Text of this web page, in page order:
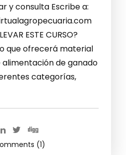
y consulta Escribe a:
ESTE CURSO?
que ofrecerá material
de ganado
categorías,
(1)